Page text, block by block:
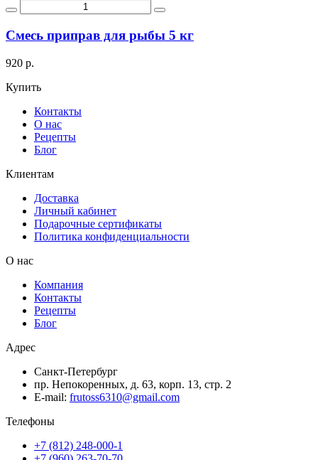
Смесь приправ для рыбы 5 кг
920 р.
Купить
Контакты
О нас
Рецепты
Блог
Клиентам
Доставка
Личный кабинет
Подарочные сертификаты
Политика конфиденциальности
О нас
Компания
Контакты
Рецепты
Блог
Адрес
Санкт-Петербург
пр. Непокоренных, д. 63, корп. 13, стр. 2
E-mail: frutoss6310@gmail.com
Телефоны
+7 (812) 248-000-1